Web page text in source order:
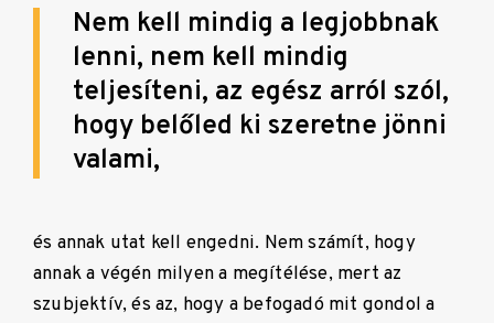
Nem kell mindig a legjobbnak
lenni, nem kell mindig
teljesíteni, az egész arról szól,
hogy belőled ki szeretne jönni
valami,
és annak utat kell engedni. Nem számít, hogy
annak a végén milyen a megítélése, mert az
szubjektív, és az, hogy a befogadó mit gondol a